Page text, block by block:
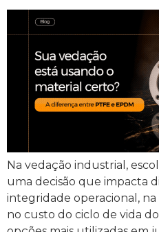
Na vedação industrial,
uma decisão que impacta
integridade operacional,
no custo do ciclo de vida